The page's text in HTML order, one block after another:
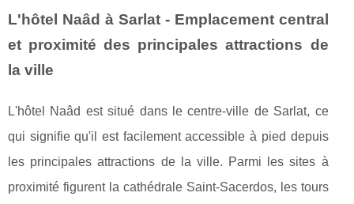
L'hôtel Naâd à Sarlat - Emplacement central
et proximité des principales attractions de
la ville
L'hôtel Naâd est situé dans le centre-ville de Sarlat, ce
qui signifie qu'il est facilement accessible à pied depuis
les principales attractions de la ville. Parmi les sites à
proximité figurent la cathédrale Saint-Sacerdos, les tours